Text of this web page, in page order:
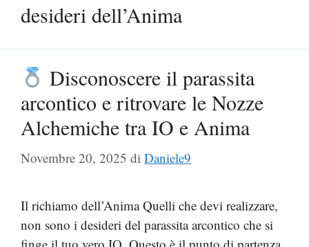
desideri dell’Anima
Disconoscere il parassita
arcontico e ritrovare le Nozze
Alchemiche tra IO e Anima
Novembre 20, 2025 di Daniele9
Il richiamo dell’Anima Quelli che devi realizzare,
non sono i desideri del parassita arcontico che si
finge il tuo vero IO. Questo è il punto di partenza,